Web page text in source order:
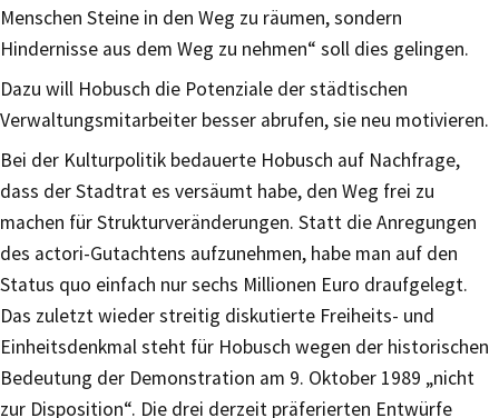
Menschen Steine in den Weg zu räumen, sondern
Hindernisse aus dem Weg zu nehmen“ soll dies gelingen.
Dazu will Hobusch die Potenziale der städtischen
Verwaltungsmitarbeiter besser abrufen, sie neu motivieren.
Bei der Kulturpolitik bedauerte Hobusch auf Nachfrage,
dass der Stadtrat es versäumt habe, den Weg frei zu
machen für Strukturveränderungen. Statt die Anregungen
des actori-Gutachtens aufzunehmen, habe man auf den
Status quo einfach nur sechs Millionen Euro draufgelegt.
Das zuletzt wieder streitig diskutierte Freiheits- und
Einheitsdenkmal steht für Hobusch wegen der historischen
Bedeutung der Demonstration am 9. Oktober 1989 „nicht
zur Disposition“. Die drei derzeit präferierten Entwürfe